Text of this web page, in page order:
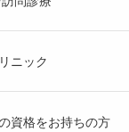
ニック
資格をお持ちの方